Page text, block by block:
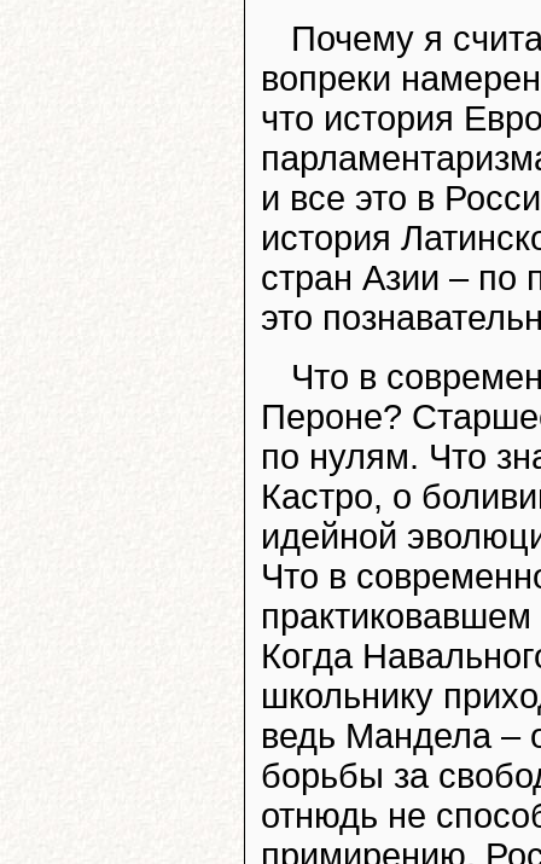
Почему я
вопреки
что история
и все это в
история
стран Азии – по
это
Что в
Пероне?
по нулям. Что
Кастро, о
идейной
Что в
Когда
школьнику
ведь Мандела –
борьбы за
отнюдь не
примирению.